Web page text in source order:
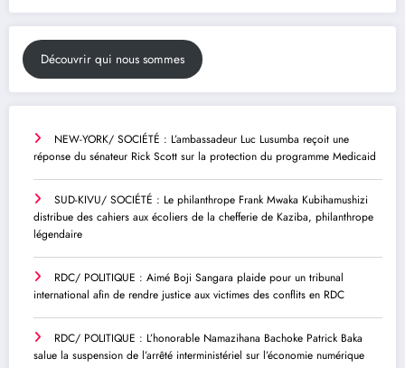
Découvrir qui nous sommes
NEW-YORK/ SOCIÉTÉ : L’ambassadeur Luc Lusumba reçoit une
réponse du sénateur Rick Scott sur la protection du programme Medicaid
SUD-KIVU/ SOCIÉTÉ : Le philanthrope Frank Mwaka Kubihamushizi
distribue des cahiers aux écoliers de la chefferie de Kaziba, philanthrope
légendaire
RDC/ POLITIQUE : Aimé Boji Sangara plaide pour un tribunal
international afin de rendre justice aux victimes des conflits en RDC
RDC/ POLITIQUE : L’honorable Namazihana Bachoke Patrick Baka
salue la suspension de l’arrêté interministériel sur l’économie numérique